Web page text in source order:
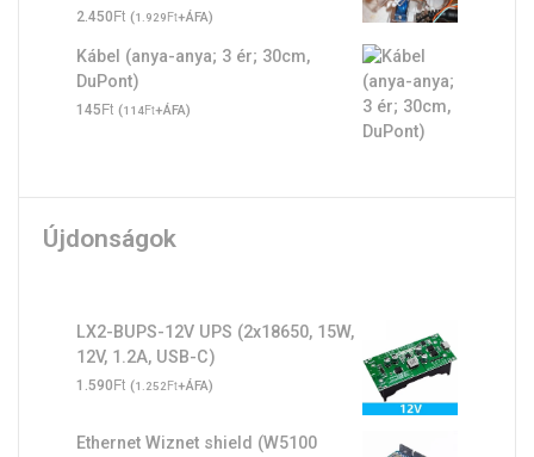
2.450Ft (1.929Ft+ÁFA)
Kábel (anya-anya; 3 ér; 30cm,
DuPont)
145Ft (114Ft+ÁFA)
Újdonságok
LX2-BUPS-12V UPS (2x18650, 15W,
12V, 1.2A, USB-C)
1.590Ft (1.252Ft+ÁFA)
Ethernet Wiznet shield (W5100